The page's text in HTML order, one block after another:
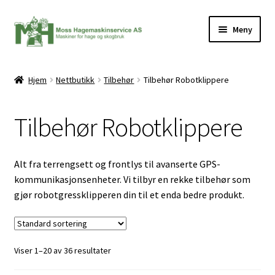
Hopp
til
Hopp
til
Meny
Hjem Nettbutikk Tilbehør Tilbehør Robotklippere
Tilbehør Robotklippere
Alt fra terrengsett og frontlys til avanserte GPS-
kommunikasjonsenheter. Vi tilbyr en rekke tilbehør som
gjør robotgressklipperen din til et enda bedre produkt.
Viser 1–20 av 36 resultater